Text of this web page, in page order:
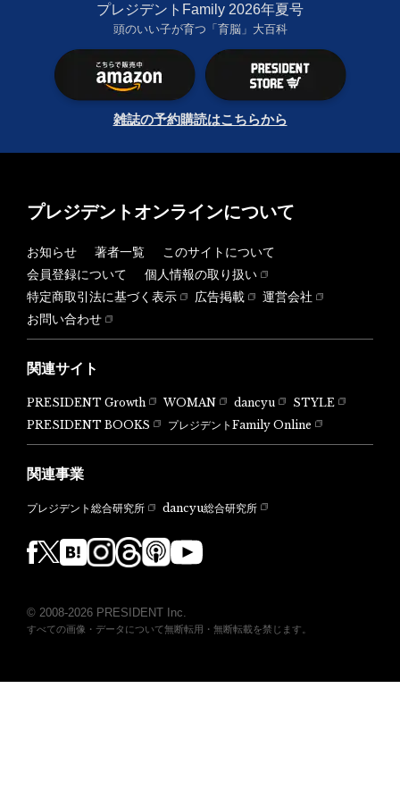
プレジデントFamily 2026年夏号
頭のいい子が育つ「育脳」大百科
雑誌の予約購読はこちらから
プレジデントオンラインについて
お知らせ 著者一覧
このサイトについて
会員登録について
個人情報の取り扱い
特定商取引法に基づく表示
広告掲載
運営会社
お問い合わせ
関連サイト
PRESIDENT Growth WOMAN dancyu
STYLE
PRESIDENT BOOKS
プレジデントFamily Online
関連事業
プレジデント総合研究所 dancyu総合研究所
© 2008-2026 PRESIDENT Inc.
すべての画像・データについて無断転用・無断転載を禁じます。